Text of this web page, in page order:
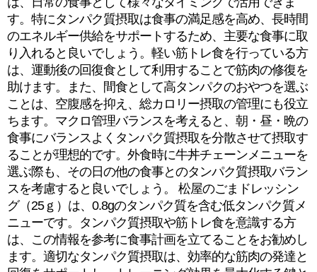
す。特にタンパク質摂取は食事の満足感を高め、長時間
のエネルギー供給をサポートするため、主要な食事に取
り入れると良いでしょう。軽い筋トレ食を行っている方
は、運動後の回復食として利用することで筋肉の修復を
助けます。また、間食として高タンパクのおやつを選ぶ
ことは、空腹感を抑え、総カロリー摂取の管理にも役立
ちます。マクロ管理バランスを考えると、朝・昼・晩の
食事にバランスよくタンパク質摂取を分散させて摂取す
ることが理想的です。外食時に牛丼チェーンメニューを
選ぶ際も、その日の他の食事とのタンパク質摂取バラン
スを考慮すると良いでしょう。 松屋のごまドレッシン
グ（25ｇ）は、0.8gのタンパク質を含む低タンパク質メ
ニューです。タンパク質摂取や筋トレ食を意識する方
は、この情報を参考に食事計画を立てることをお勧めし
ます。適切なタンパク質摂取は、効率的な筋肉の発達と